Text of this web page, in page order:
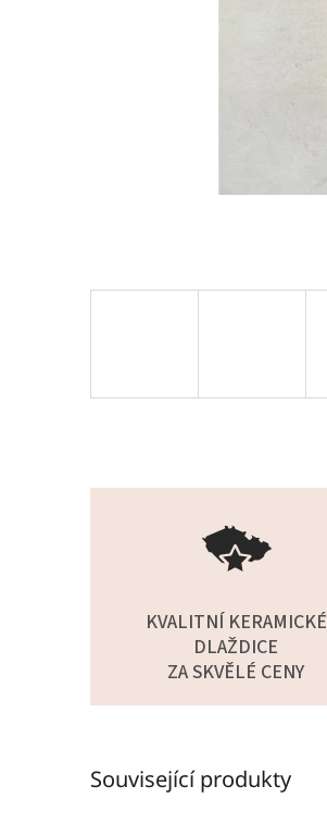
KVALITNÍ KERAMICKÉ
DLAŽDICE
ZA SKVĚLÉ CENY
Související produkty